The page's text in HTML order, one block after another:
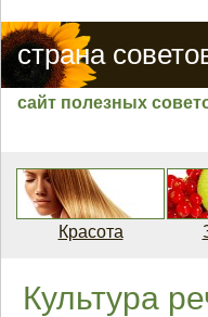
страна
сайт полезных
Красота
Культура